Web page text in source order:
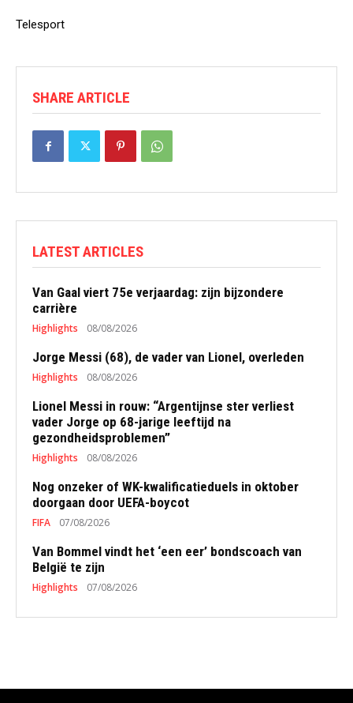
Telesport
SHARE ARTICLE
LATEST ARTICLES
Van Gaal viert 75e verjaardag: zijn bijzondere
carrière
Highlights 08/08/2026
Jorge Messi (68), de vader van Lionel, overleden
Highlights 08/08/2026
Lionel Messi in rouw: “Argentijnse ster verliest
vader Jorge op 68-jarige leeftijd na
gezondheidsproblemen”
Highlights 08/08/2026
Nog onzeker of WK-kwalificatieduels in oktober
doorgaan door UEFA-boycot
FIFA 07/08/2026
Van Bommel vindt het ‘een eer’ bondscoach van
België te zijn
Highlights 07/08/2026